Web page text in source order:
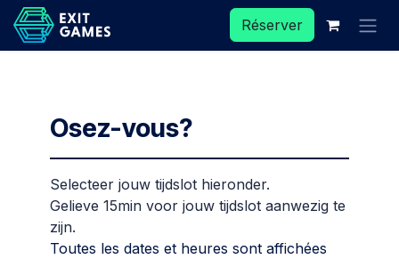
Se rendre au contenu
Réserver
Osez-vous?
Selecteer jouw tijdslot hieronder.
Gelieve 15min voor jouw tijdslot aanwezig te
zijn.
Toutes les dates et heures sont affichées